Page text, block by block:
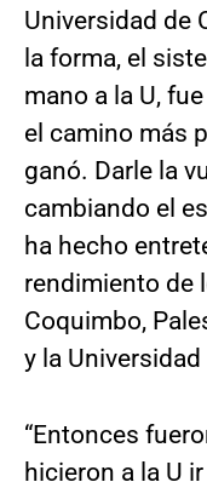
Universidad de
la forma, el
mano a la U,
el camino más
ganó. Darle la
cambiando el
ha hecho
rendimiento de
Coquimbo,
y la
“Entonces
hicieron a la U